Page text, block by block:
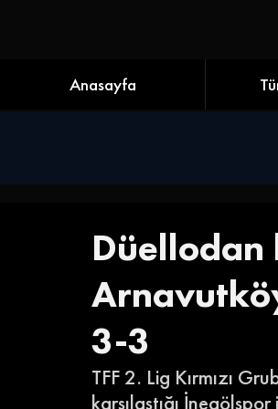
Anasayfa
Düellodan
3-3
TFF 2. Lig Kırmızı
karşılaştığı